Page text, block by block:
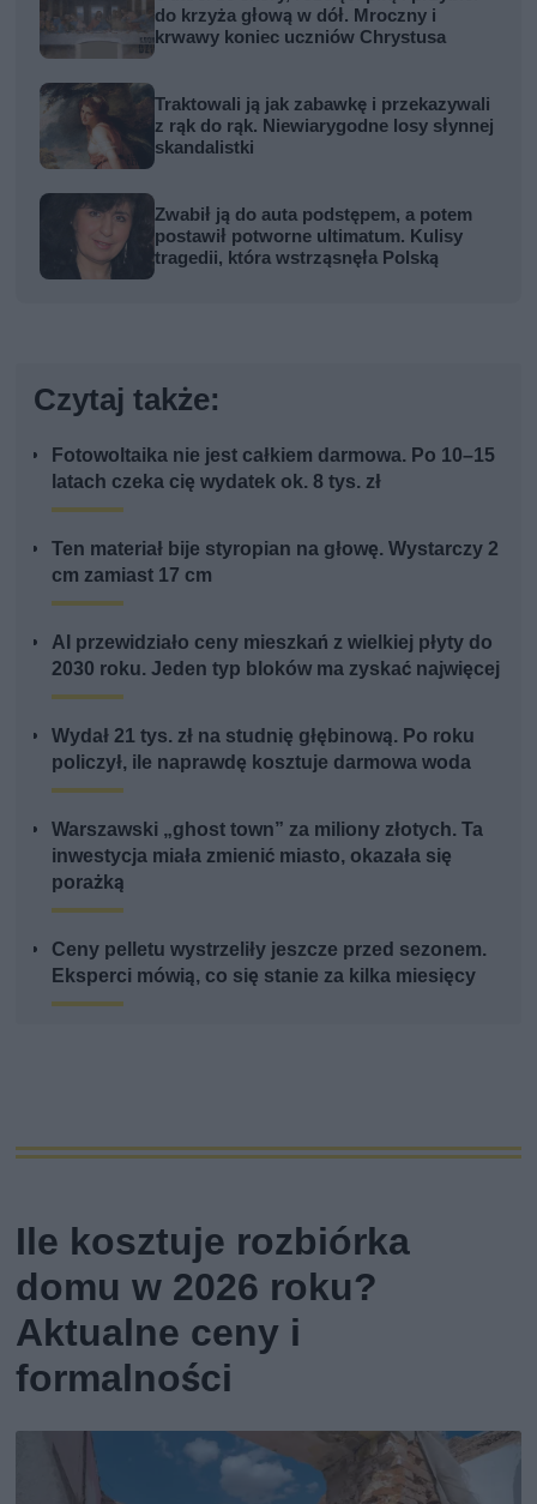
do krzyża głową w dół. Mroczny i
krwawy koniec uczniów Chrystusa
Traktowali ją jak zabawkę i przekazywali
z rąk do rąk. Niewiarygodne losy słynnej
skandalistki
Zwabił ją do auta podstępem, a potem
postawił potworne ultimatum. Kulisy
tragedii, która wstrząsnęła Polską
Czytaj także:
Fotowoltaika nie jest całkiem darmowa. Po 10–15
latach czeka cię wydatek ok. 8 tys. zł
Ten materiał bije styropian na głowę. Wystarczy 2
cm zamiast 17 cm
AI przewidziało ceny mieszkań z wielkiej płyty do
2030 roku. Jeden typ bloków ma zyskać najwięcej
Wydał 21 tys. zł na studnię głębinową. Po roku
policzył, ile naprawdę kosztuje darmowa woda
Warszawski „ghost town” za miliony złotych. Ta
inwestycja miała zmienić miasto, okazała się
porażką
Ceny pelletu wystrzeliły jeszcze przed sezonem.
Eksperci mówią, co się stanie za kilka miesięcy
Ile kosztuje rozbiórka
domu w 2026 roku?
Aktualne ceny i
formalności